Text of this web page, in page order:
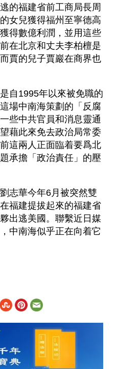
的福建省前工商局長周
女兒獲得福州至寧德高
得數億利潤，並用這些
在北京和丈夫李柏檀是
賈的兒子賈巖在商界也
自1995年以來被免職的
場中南海策劃的「反腐
些中共官員和消息靈通
藉此來免去政治局常委
這兩人正面臨着要爲北
承擔「政治責任」的壓
志華今年6月被突然雙
福建提拔起來的福建省
出逃美國。聯繫近日媒
中南海似乎正在向着它